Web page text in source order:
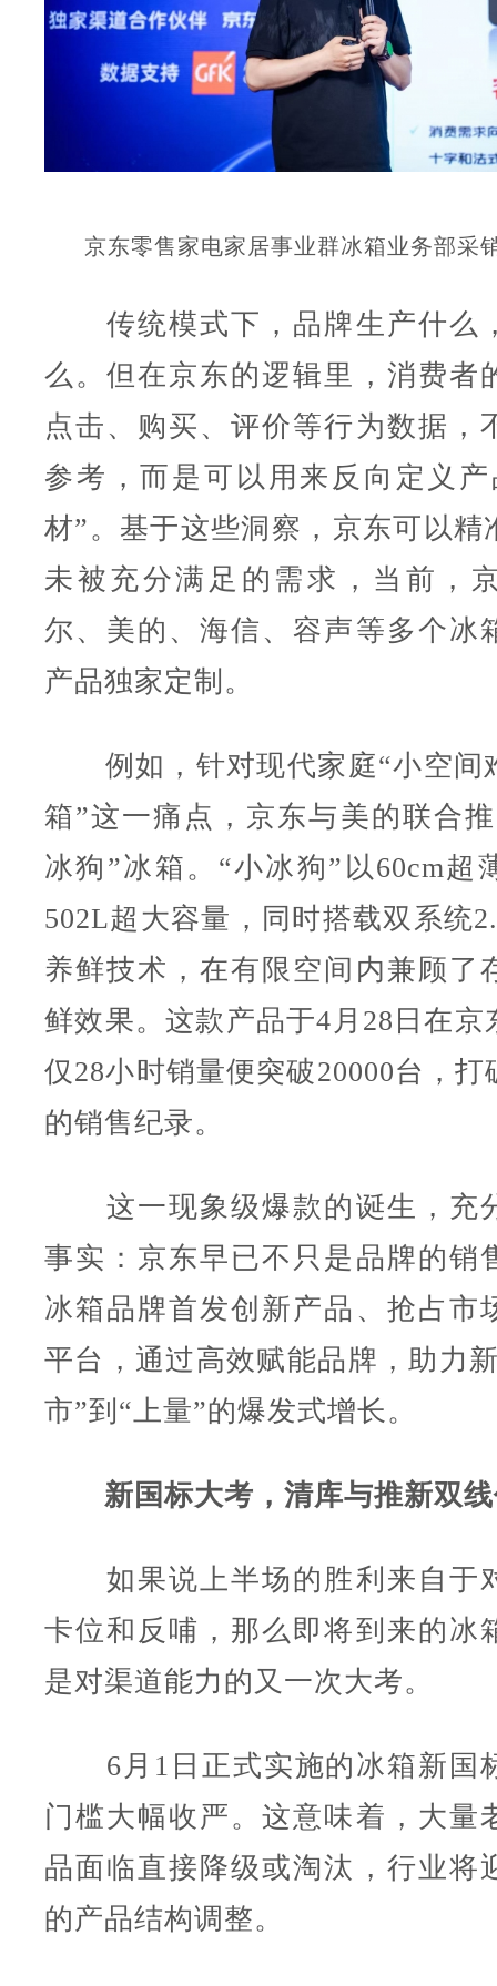
京东零售家电家居事业群冰箱业务部采
传统模式下，品牌生产什么
么。但在京东的逻辑里，消费者
点击、购买、评价等行为数据，
参考，而是可以用来反向定义
材”。基于这些洞察，京东可以精
未被充分满足的需求，当前，
尔、美的、海信、容声等多个冰
产品独家定制。
例如，针对现代家庭“小空间
箱”这一痛点，京东与美的联合
冰狗”冰箱。“小冰狗”以60cm超
502L超大容量，同时搭载双系统
养鲜技术，在有限空间内兼顾了
鲜效果。这款产品于4月28日在京
仅28小时销量便突破20000台，打
的销售纪录。
这一现象级爆款的诞生，充
事实：京东早已不只是品牌的销
冰箱品牌首发创新产品、抢占市
平台，通过高效赋能品牌，助力
市”到“上量”的爆发式增长。
新国标大考，清库与推新双线
如果说上半场的胜利来自于
卡位和反哺，那么即将到来的冰
是对渠道能力的又一次大考。
6月1日正式实施的冰箱新国
门槛大幅收严。这意味着，大量
品面临直接降级或淘汰，行业将
的产品结构调整。